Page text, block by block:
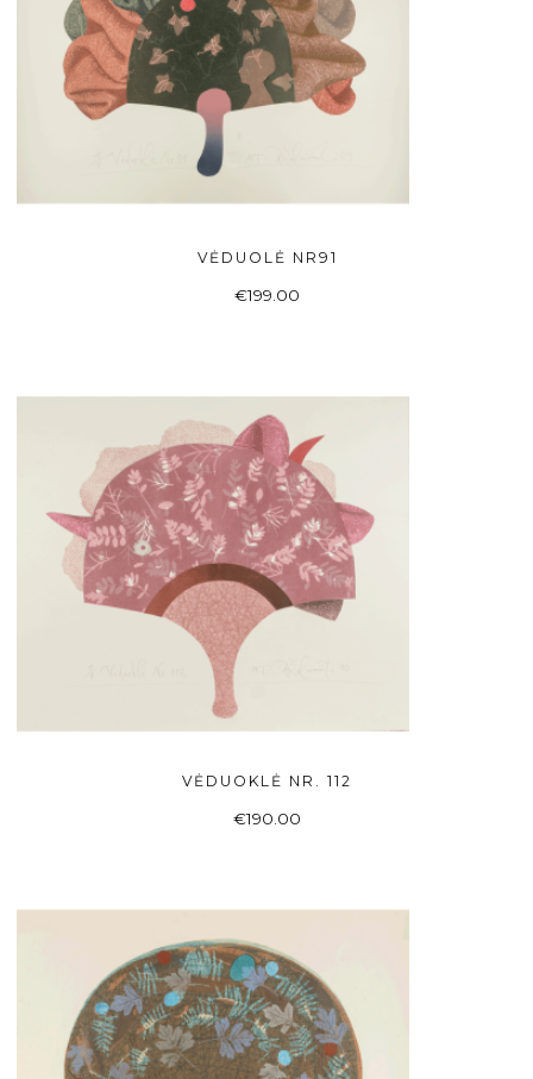
Į KREPŠELĮ
VĖDUOLĖ NR91
€199.00
Į KREPŠELĮ
VĖDUOKLĖ NR. 112
€190.00